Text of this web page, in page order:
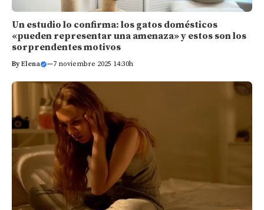
Un estudio lo confirma: los gatos domésticos
«pueden representar una amenaza» y estos son los
sorprendentes motivos
ByElena —7 noviembre 2025 14:30h